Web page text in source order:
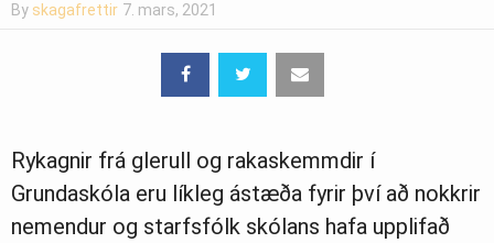
By skagafrettir 7. mars, 2021
Rykagnir frá glerull og rakaskemmdir í
Grundaskóla eru líkleg ástæða fyrir því að nokkrir
nemendur og starfsfólk skólans hafa upplifað